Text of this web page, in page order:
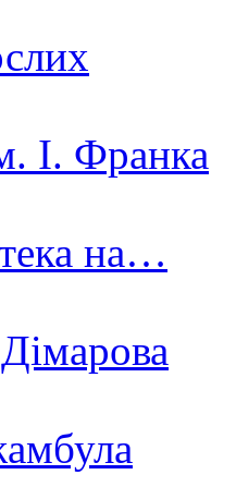
І. Франка
на…